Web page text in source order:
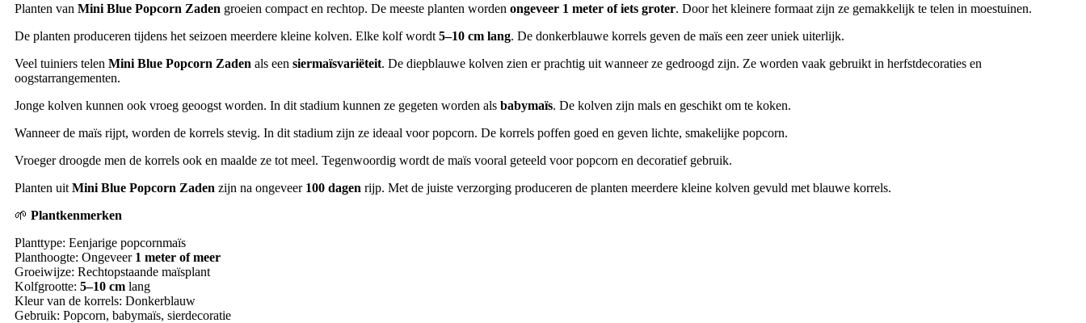
Planten van Mini Blue Popcorn Zaden groeien compact en rechtop. De meeste planten worden ongeveer 1 meter of iets groter. Door het kleinere formaat zijn ze gemakkelijk te telen in moestuinen.
De planten produceren tijdens het seizoen meerdere kleine kolven. Elke kolf wordt 5–10 cm lang. De donkerblauwe korrels geven de maïs een zeer uniek uiterlijk.
Veel tuiniers telen Mini Blue Popcorn Zaden als een siermaïsvariëteit. De diepblauwe kolven zien er prachtig uit wanneer ze gedroogd zijn. Ze worden vaak gebruikt in herfstdecoraties en
oogstarrangementen.
Jonge kolven kunnen ook vroeg geoogst worden. In dit stadium kunnen ze gegeten worden als babymaïs. De kolven zijn mals en geschikt om te koken.
Wanneer de maïs rijpt, worden de korrels stevig. In dit stadium zijn ze ideaal voor popcorn. De korrels poffen goed en geven lichte, smakelijke popcorn.
Vroeger droogde men de korrels ook en maalde ze tot meel. Tegenwoordig wordt de maïs vooral geteeld voor popcorn en decoratief gebruik.
Planten uit Mini Blue Popcorn Zaden zijn na ongeveer 100 dagen rijp. Met de juiste verzorging produceren de planten meerdere kleine kolven gevuld met blauwe korrels.
🌱 Plantkenmerken
Planttype: Eenjarige popcornmaïs
Planthoogte: Ongeveer 1 meter of meer
Groeiwijze: Rechtopstaande maïsplant
Kolfgrootte: 5–10 cm lang
Kleur van de korrels: Donkerblauw
Gebruik: Popcorn, babymaïs, sierdecoratie